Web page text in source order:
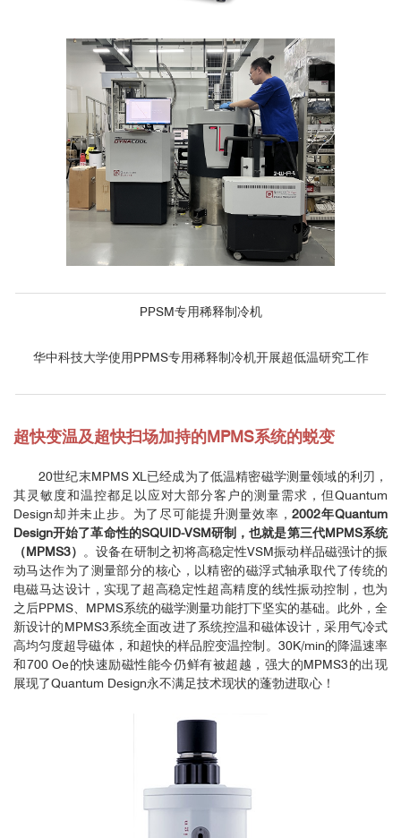
PPSM专用稀释制冷机
华中科技大学使用PPMS专用稀释制冷机开展超低温研究工作
超快变温及超快扫场加持的MPMS系统的蜕变
20世纪末MPMS XL已经成为了低温精密磁学测量领域的利刃，
其灵敏度和温控都足以应对大部分客户的测量需求，但Quantum
Design却并未止步。为了尽可能提升测量效率，2002年Quantum
Design开始了革命性的SQUID-VSM研制，也就是第三代MPMS系统
（MPMS3）
。设备在研制之初将高稳定性VSM振动样品磁强计的振
动马达作为了测量部分的核心，以精密的磁浮式轴承取代了传统的
电磁马达设计，实现了超高稳定性超高精度的线性振动控制，也为
之后PPMS、MPMS系统的磁学测量功能打下坚实的基础。此外，全
新设计的MPMS3系统全面改进了系统控温和磁体设计，采用气冷式
高均匀度超导磁体，和超快的样品腔变温控制。30K/min的降温速率
和700 Oe的快速励磁性能今仍鲜有被超越，强大的MPMS3的出现
展现了Quantum Design永不满足技术现状的蓬勃进取心！